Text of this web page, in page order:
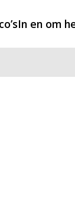
In en om